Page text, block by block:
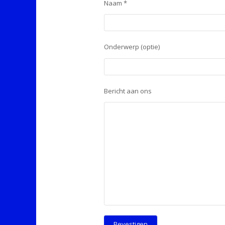
Naam *
Onderwerp (optie)
Bericht aan ons